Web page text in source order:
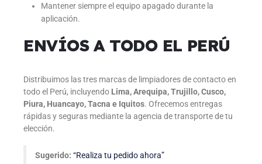
Mantener siempre el equipo apagado durante la
aplicación.
ENVÍOS A TODO EL PERÚ
Distribuimos las tres marcas de limpiadores de contacto en
todo el Perú, incluyendo Lima, Arequipa, Trujillo, Cusco,
Piura, Huancayo, Tacna e Iquitos. Ofrecemos entregas
rápidas y seguras mediante la agencia de transporte de tu
elección.
Sugerido: “Realiza tu pedido ahora”